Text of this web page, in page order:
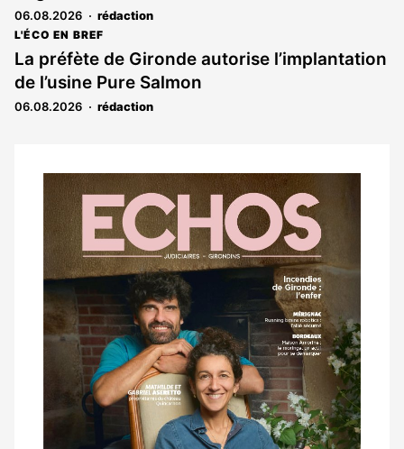
06.08.2026 rédaction
L'ÉCO EN BREF
La préfète de Gironde autorise l’implantation
de l’usine Pure Salmon
06.08.2026 rédaction
Notre
dernier
magazine